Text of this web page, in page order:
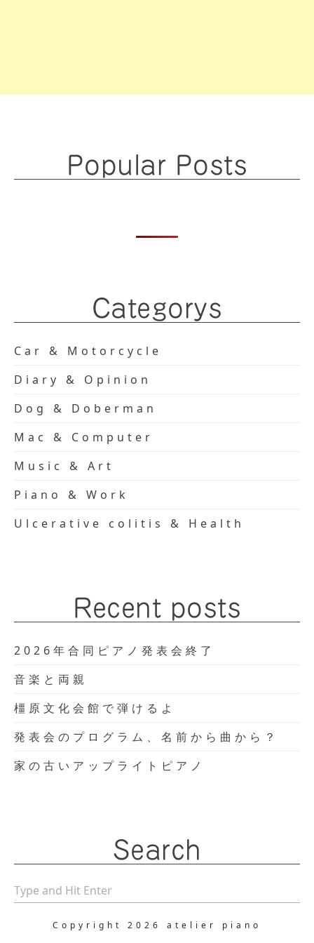
Popular Posts
Categorys
Car & Motorcycle
Diary & Opinion
Dog & Doberman
Mac & Computer
Music & Art
Piano & Work
Ulcerative colitis & Health
Recent posts
2026年合同ピアノ発表会終了
音楽と両親
橿原文化会館で弾けるよ
発表会のプログラム、名前から曲から？
家の古いアップライトピアノ
Search
Copyright 2026 atelier piano